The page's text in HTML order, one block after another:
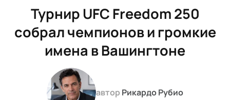
Турнир UFC Freedom 250
собрал чемпионов и громкие
имена в Вашингтоне
автор Рикардо Рубио